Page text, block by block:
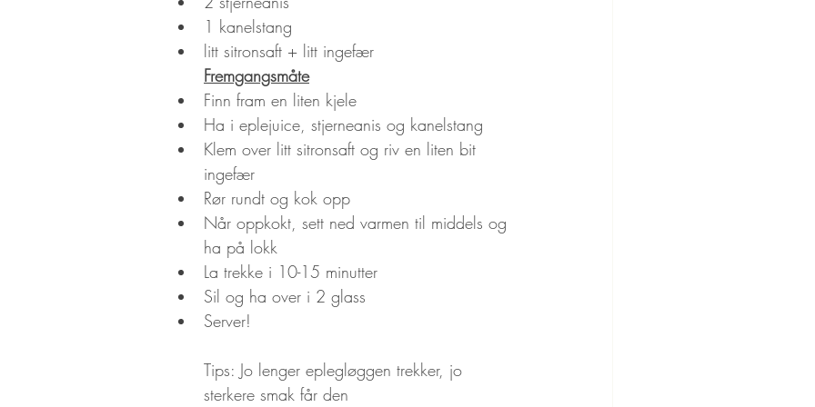
1 kanelstang
litt sitronsaft + litt ingefær
Fremgangsmåte
Finn fram en liten kjele
Ha i eplejuice, stjerneanis og kanelstang
Klem over litt sitronsaft og riv en liten bit
ingefær
Rør rundt og kok opp
Når oppkokt, sett ned varmen til middels og
ha på lokk
La trekke i 10-15 minutter
Sil og ha over i 2 glass
Server!
Tips: Jo lenger eplegløggen trekker, jo
sterkere smak får den